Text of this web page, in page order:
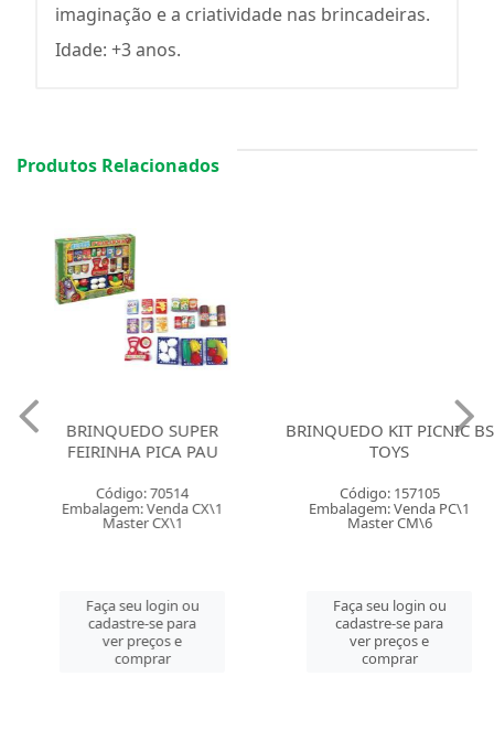
imaginação e a criatividade nas brincadeiras.
Idade: +3 anos.
Produtos Relacionados
BRINQUEDO SUPER
FEIRINHA PICA PAU
Código: 70514
Embalagem: Venda CX\1
Master CX\1
Faça seu login ou
cadastre-se para
ver preços e
comprar
BRINQUEDO KIT PICNIC BS
TOYS
Código: 157105
Embalagem: Venda PC\1
Master CM\6
Faça seu login ou
cadastre-se para
ver preços e
comprar